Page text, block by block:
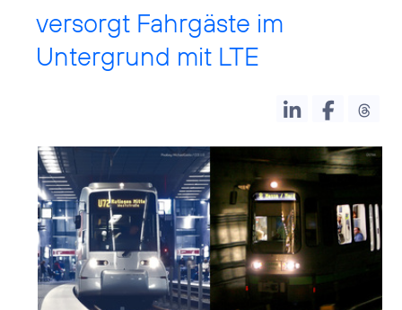
versorgt Fahrgäste im
Untergrund mit LTE